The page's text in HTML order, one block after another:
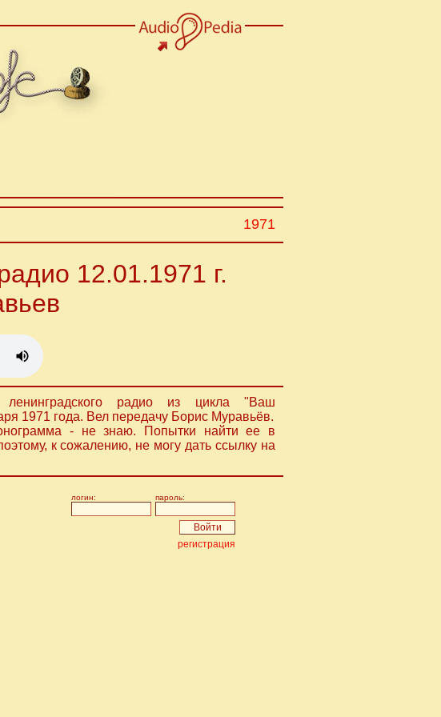
1971
12.01.1971 г.
радио из цикла "Ваш
1971 года. Вел передачу Борис Муравьёв.
- не знаю. Попытки найти ее в
к сожалению, не могу дать ссылку на
пароль:
логин:
регистрация